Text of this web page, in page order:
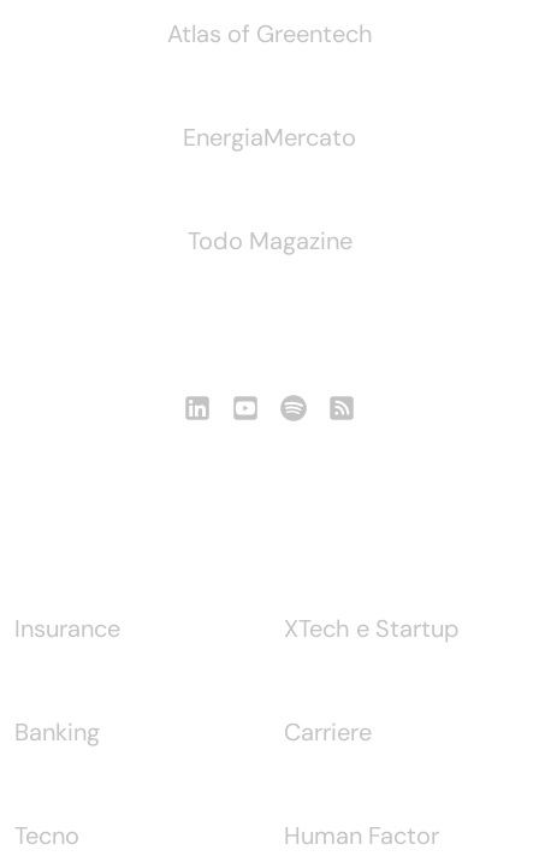
Atlas of Greentech
EnergiaMercato
Todo Magazine
Insurance
Banking
Tecno
XTech e Startup
Carriere
Human Factor